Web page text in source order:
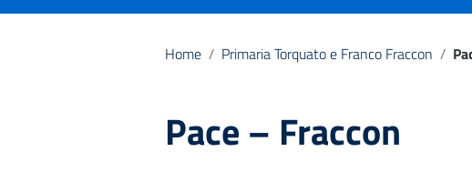
Home / Primaria Torquato e Franco Fraccon /
Pace – Fraccon